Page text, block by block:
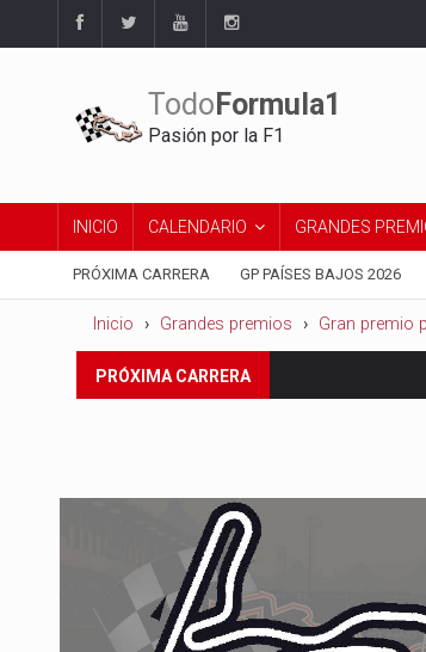
Todo Formula1
Pasión por la F1
INICIO CALENDARIO GRANDES
PRÓXIMA CARRERA GP PAÍSES BAJOS 2026
Inicio Grandes premios Gran premio
PRÓXIMA CARRERA